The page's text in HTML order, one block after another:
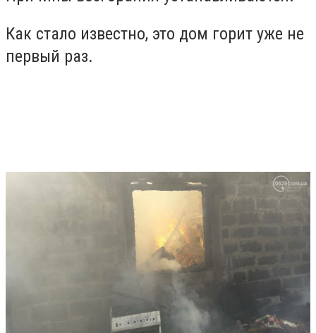
Как стало известно, это дом горит уже не
первый раз.